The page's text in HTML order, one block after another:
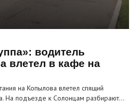
водитель
влетел в кафе на
на Копылова влетел спящий
На подъезде к Солонцам разбирают…